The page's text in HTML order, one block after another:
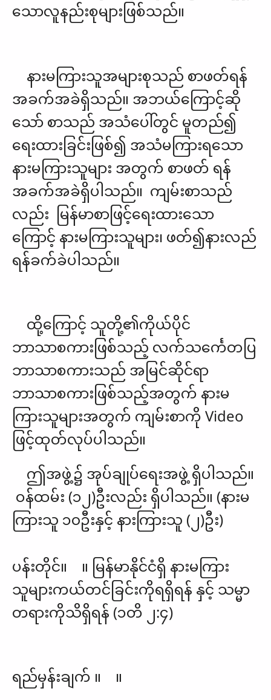
သောလူနည်းစုများဖြစ်သည်။
နားမကြားသူအများစုသည် စာဖတ်ရန်
အခက်အခဲရှိသည်။ အဘယ်ကြောင့်ဆို
သော် စာသည် အသံပေါ်တွင် မူတည်၍
ရေးထားခြင်းဖြစ်၍ အသံမကြားရသော
နားမကြားသူများ အတွက် စာဖတ် ရန်
အခက်အခဲရှိပါသည်။ ကျမ်းစာသည်
လည်း မြန်မာစာဖြင့်ရေးထားသော
ကြောင့် နားမကြားသူများ၊ ဖတ်၍နားလည်
ရန်ခက်ခဲပါသည်။
ထို့ကြောင့် သူတို့၏ကိုယ်ပိုင်
ဘာသာစကားဖြစ်သည့် လက်သင်္ကေတပြ
ဘာသာစကားသည် အမြင်ဆိုင်ရာ
ဘာသာစကားဖြစ်သည့်အတွက် နားမ
ကြားသူများအတွက် ကျမ်းစာကို Video
ဖြင့်ထုတ်လုပ်ပါသည်။
ဤအဖွဲ့၌ အုပ်ချုပ်ရေးအဖွဲ့ ရှိပါသည်။
ဝန်ထမ်း (၁၂)ဦးလည်း ရှိပါသည်။ (နားမ
ကြားသူ ၁၀ဦးနှင့် နားကြားသူ (၂)ဦး)
ပန်းတိုင်။ ။ မြန်မာနိုင်ငံရှိ နားမကြား
သူများကယ်တင်ခြင်းကိုရရှိရန် နှင့် သမ္မာ
တရားကိုသိရှိရန် (၁တိ ၂:၄)
ရည်မှန်းချက် ။ ။